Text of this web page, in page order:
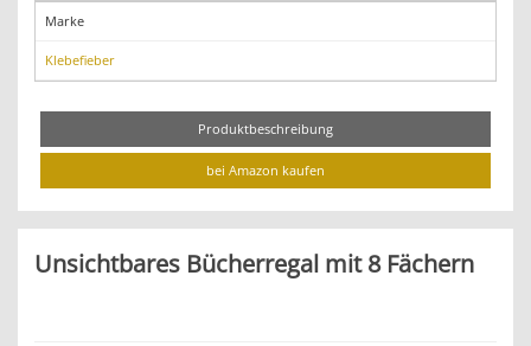
Marke
Klebefieber
Produktbeschreibung
bei Amazon kaufen
Unsichtbares Bücherregal mit 8 Fächern